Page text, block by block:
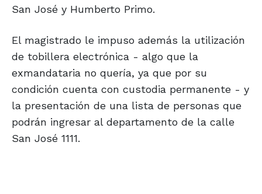
San José y Humberto Primo.
El magistrado le impuso además la utilización
de tobillera electrónica - algo que la
exmandataria no quería, ya que por su
condición cuenta con custodia permanente - y
la presentación de una lista de personas que
podrán ingresar al departamento de la calle
San José 1111.